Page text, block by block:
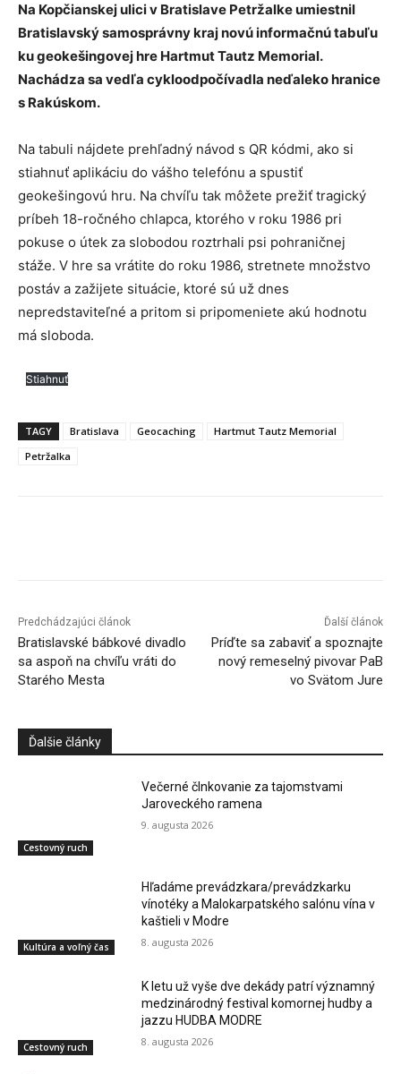
Na Kopčianskej ulici v Bratislave Petržalke umiestnil
Bratislavský samosprávny kraj novú informačnú tabuľu
ku geokešingovej hre Hartmut Tautz Memorial.
Nachádza sa vedľa cykloodpočívadla neďaleko hranice
s Rakúskom.
Na tabuli nájdete prehľadný návod s QR kódmi, ako si
stiahnuť aplikáciu do vášho telefónu a spustiť
geokešingovú hru. Na chvíľu tak môžete prežiť tragický
príbeh 18-ročného chlapca, ktorého v roku 1986 pri
pokuse o útek za slobodou roztrhali psi pohraničnej
stáže. V hre sa vrátite do roku 1986, stretnete množstvo
postáv a zažijete situácie, ktoré sú už dnes
nepredstaviteľné a pritom si pripomeniete akú hodnotu
má sloboda.
Stiahnuť
TAGY Bratislava Geocaching
Hartmut Tautz Memorial
Petržalka
Predchádzajúci článok
Bratislavské bábkové divadlo
sa aspoň na chvíľu vráti do
Starého Mesta
Ďalší článok
Príďte sa zabaviť a spoznajte
nový remeselný pivovar PaB
vo Svätom Jure
Ďalšie články
Cestovný ruch
Večerné člnkovanie za tajomstvami
Jaroveckého ramena
9. augusta 2026
Kultúra a voľný čas
Hľadáme prevádzkara/prevádzkarku
vínotéky a Malokarpatského salónu vína v
kaštieli v Modre
8. augusta 2026
Cestovný ruch
K letu už vyše dve dekády patrí významný
medzinárodný festival komornej hudby a
jazzu HUDBA MODRE
8. augusta 2026